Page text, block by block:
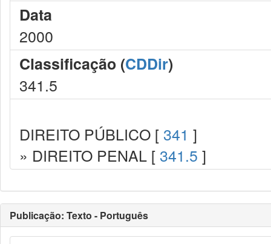
Data
2000
Classificação (CDDir)
341.5
DIREITO PÚBLICO [ 341 ]
» DIREITO PENAL [ 341.5 ]
Publicação: Texto - Português